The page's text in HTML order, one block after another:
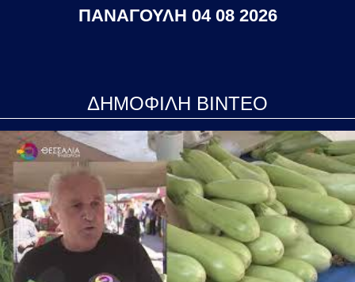
ΠΑΝΑΓΟΥΛΗ 04 08 2026
ΔΗΜΟΦΙΛΗ ΒΙΝΤΕΟ